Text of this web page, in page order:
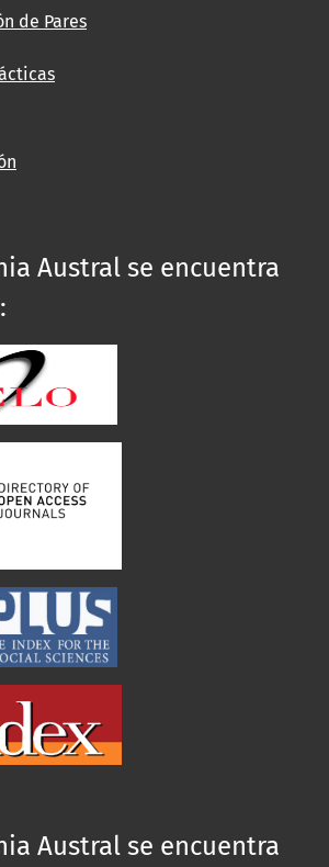
de Pares
Austral se encuentra
Austral se encuentra